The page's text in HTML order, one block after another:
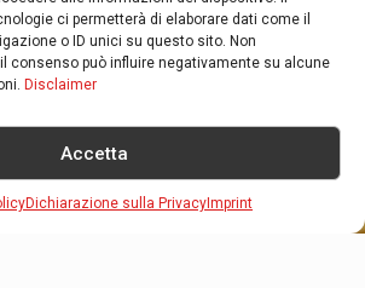
ci permetterà di elaborare dati come il
o ID unici su questo sito. Non
consenso può influire negativamente su alcune
Disclaimer
Accetta
Dichiarazione sulla Privacy Imprint